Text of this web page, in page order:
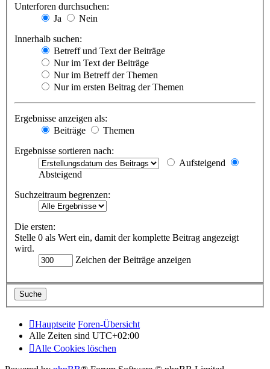
Unterforen durchsuchen:
Ja
Nein
Innerhalb suchen:
Betreff und Text der Beiträge
Nur im Text der Beiträge
Nur im Betreff der Themen
Nur im ersten Beitrag der Themen
Ergebnisse anzeigen als:
Beiträge
Themen
Ergebnisse sortieren nach:
Aufsteigend
Absteigend
Suchzeitraum begrenzen:
Die ersten:
Stelle 0 als Wert ein, damit der komplette Beitrag angezeigt
wird.
Zeichen der Beiträge anzeigen
Hauptseite Foren-Übersicht
Alle Zeiten sind UTC+02:00
Alle Cookies löschen